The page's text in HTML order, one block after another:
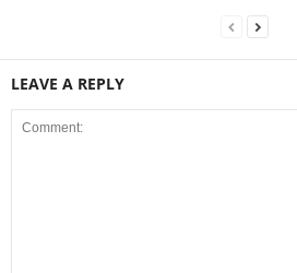
LEAVE A REPLY